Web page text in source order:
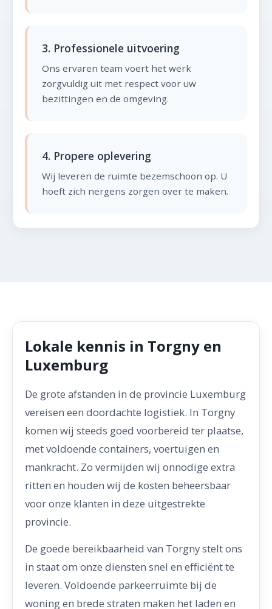
3. Professionele uitvoering
Ons ervaren team voert het werk
zorgvuldig uit met respect voor uw
bezittingen en de omgeving.
4. Propere oplevering
Wij leveren de ruimte bezemschoon op. U
hoeft zich nergens zorgen over te maken.
Lokale kennis in Torgny en
Luxemburg
De grote afstanden in de provincie Luxemburg
vereisen een doordachte logistiek. In Torgny
komen wij steeds goed voorbereid ter plaatse,
met voldoende containers, voertuigen en
mankracht. Zo vermijden wij onnodige extra
ritten en houden wij de kosten beheersbaar
voor onze klanten in deze uitgestrekte
provincie.
De goede bereikbaarheid van Torgny stelt ons
in staat om onze diensten snel en efficiënt te
leveren. Voldoende parkeerruimte bij de
woning en brede straten maken het laden en